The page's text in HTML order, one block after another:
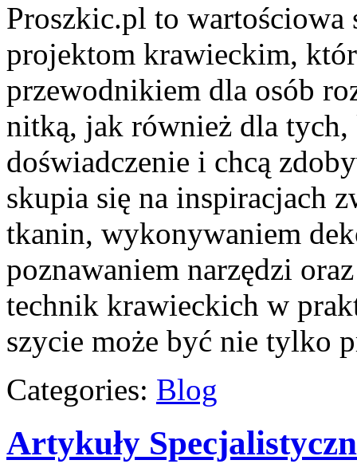
Proszkic.pl to wartościowa
projektom krawieckim,
przewodnikiem dla osób
nitką, jak również dla
doświadczenie i chcą
skupia się na inspiracjach
tkanin, wykonywaniem
poznawaniem narzędzi
technik krawieckich w
szycie może być nie tylko
Categories: Blog
Artykuły